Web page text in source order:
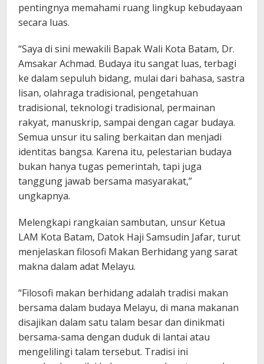
pentingnya memahami ruang lingkup kebudayaan
secara luas.
“Saya di sini mewakili Bapak Wali Kota Batam, Dr.
Amsakar Achmad. Budaya itu sangat luas, terbagi
ke dalam sepuluh bidang, mulai dari bahasa, sastra
lisan, olahraga tradisional, pengetahuan
tradisional, teknologi tradisional, permainan
rakyat, manuskrip, sampai dengan cagar budaya.
Semua unsur itu saling berkaitan dan menjadi
identitas bangsa. Karena itu, pelestarian budaya
bukan hanya tugas pemerintah, tapi juga
tanggung jawab bersama masyarakat,”
ungkapnya.
Melengkapi rangkaian sambutan, unsur Ketua
LAM Kota Batam, Datok Haji Samsudin Jafar, turut
menjelaskan filosofi Makan Berhidang yang sarat
makna dalam adat Melayu.
“Filosofi makan berhidang adalah tradisi makan
bersama dalam budaya Melayu, di mana makanan
disajikan dalam satu talam besar dan dinikmati
bersama-sama dengan duduk di lantai atau
mengelilingi talam tersebut. Tradisi ini